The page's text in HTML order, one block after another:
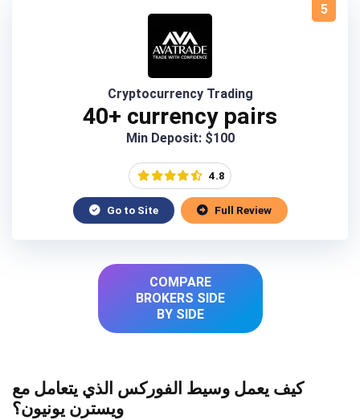
5
Cryptocurrency Trading
40+ currency pairs
Min Deposit: $100
4.8
Go to Site Full Review
COMPARE
BROKERS SIDE
BY SIDE
كيف يعمل وسيط الفوركس الذي يتعامل مع
ويسترن يونيون؟